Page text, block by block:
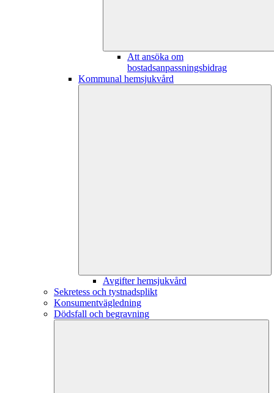
Att ansöka om
bostadsanpassningsbidrag
Kommunal hemsjukvård
Avgifter hemsjukvård
Sekretess och tystnadsplikt
Konsumentvägledning
Dödsfall och begravning